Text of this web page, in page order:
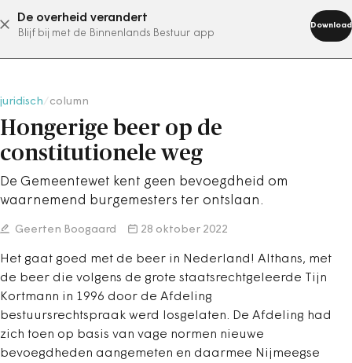
De overheid verandert
Blijf bij met de Binnenlands Bestuur app
Download
abonneer nu
juridisch column
Hongerige beer op de
constitutionele weg
De Gemeentewet kent geen bevoegdheid om
waarnemend burgemesters ter ontslaan.
Geerten Boogaard 28 oktober 2022
Het gaat goed met de beer in Nederland! Althans, met
de beer die volgens de grote staatsrechtgeleerde Tijn
Kortmann in 1996 door de Afdeling
bestuursrechtspraak werd losgelaten. De Afdeling had
zich toen op basis van vage normen nieuwe
bevoegdheden aangemeten en daarmee Nijmeegse